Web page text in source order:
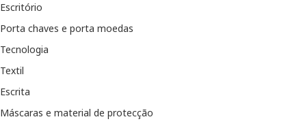
Escritório
Porta chaves e porta moedas
Tecnologia
Textil
Escrita
Máscaras e material de protecção